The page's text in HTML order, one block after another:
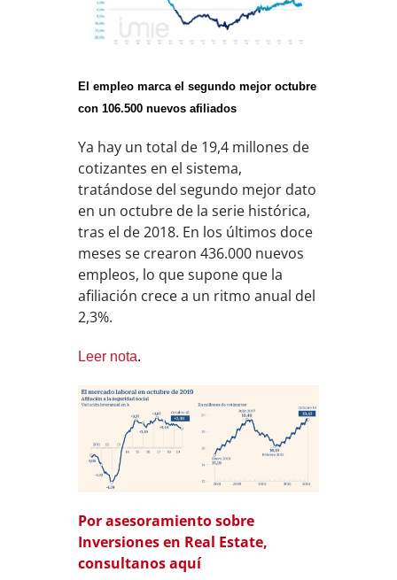
El empleo marca el segundo mejor octubre
con 106.500 nuevos afiliados
Ya hay un total de 19,4 millones de
cotizantes en el sistema,
tratándose del segundo mejor dato
en un octubre de la serie histórica,
tras el de 2018. En los últimos doce
meses se crearon 436.000 nuevos
empleos, lo que supone que la
afiliación crece a un ritmo anual del
2,3%.
Leer nota.
Por asesoramiento sobre
Inversiones en Real Estate,
consultanos aquí